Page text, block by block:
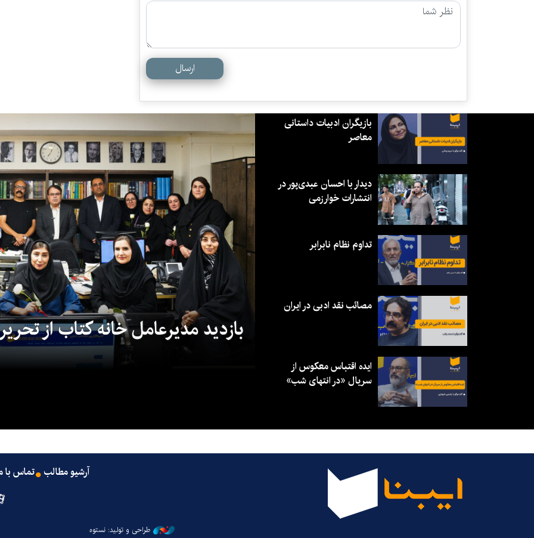
ارسال
بازدید مدیرعامل خانه کتاب از
بازیگران ادبیات داستانی
معاصر
دیدار با احسان عبدی‌پور در
انتشارات خوارزمی
تداوم نظام نابرابر
مصائب نقد ادبی در ایران
ایده اقتباس معکوس از
سریال «در انتهای شب»
آرشیو مطالب تماس با
طراحی و تولید: نستوه